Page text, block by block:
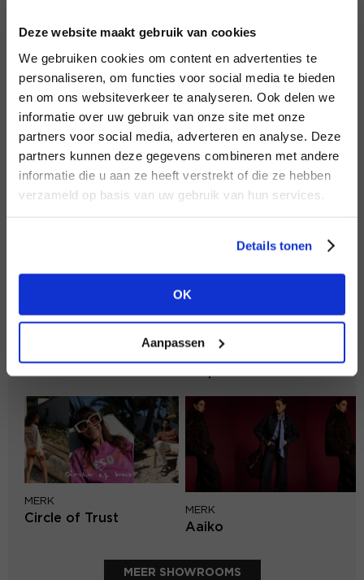
Deze website maakt gebruik van cookies
We gebruiken cookies om content en advertenties te
personaliseren, om functies voor social media te bieden
en om ons websiteverkeer te analyseren. Ook delen we
informatie over uw gebruik van onze site met onze
partners voor social media, adverteren en analyse. Deze
partners kunnen deze gegevens combineren met andere
informatie die u aan ze heeft verstrekt of die ze hebben
verzameld op basis van uw gebruik van hun services.
Details tonen
OK
Aanpassen
INLOGGEN
Wachtwoord
INLOGGEN
NOG GEEN ACCOUNT?
HEB JE NOG GEEN
ACCOUNT?
aan of bekijk de andere mogelijkheden.
BEKIJK ALLE OPTIES
MERK
Lofty Manner
Second female
MERK
MERK
Aimée the Label
MERK
Circle of Trust
MERK
Aaiko
MEER SHOWROOMS